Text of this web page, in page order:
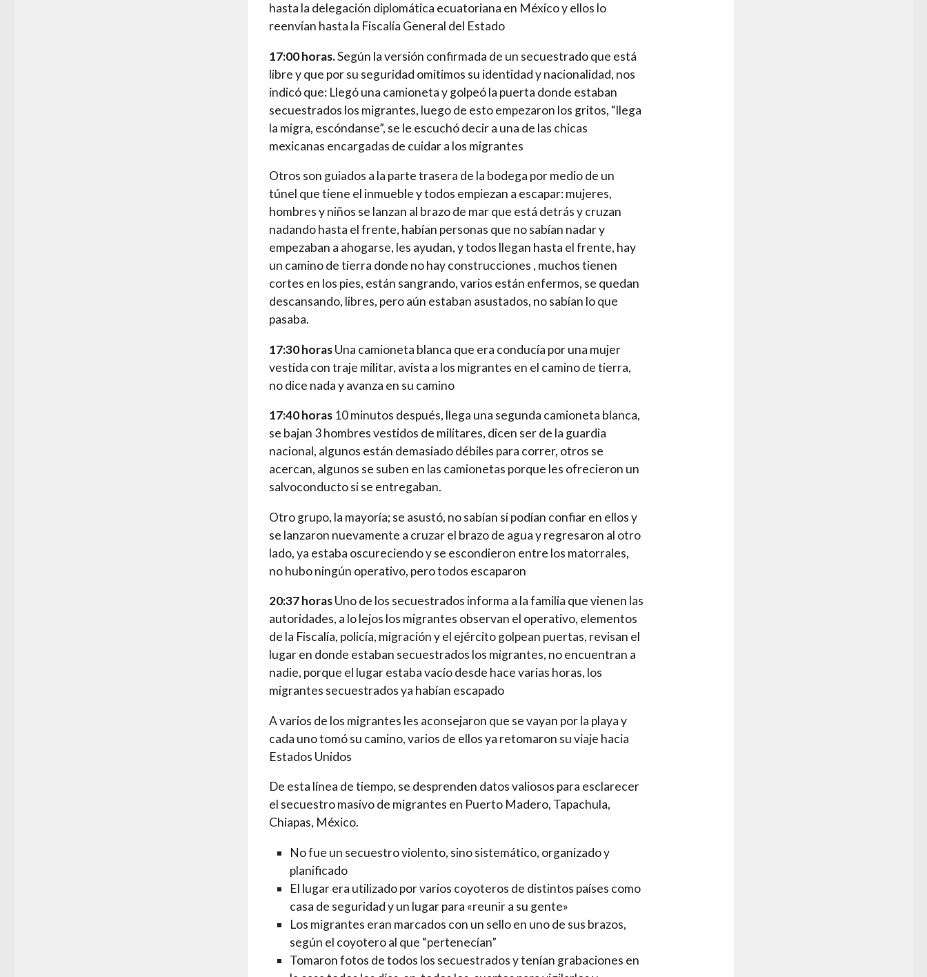
hasta la delegación diplomática ecuatoriana en México y ellos lo
reenvían hasta la Fiscalía General del Estado
17:00 horas.Según la versión confirmada de un secuestrado que está
libre y que por su seguridad omitimos su identidad y nacionalidad, nos
indicó que: Llegó una camioneta y golpeó la puerta donde estaban
secuestrados los migrantes, luego de esto empezaron los gritos, “llega
la migra, escóndanse”, se le escuchó decir a una de las chicas
mexicanas encargadas de cuidar a los migrantes
Otros son guiados a la parte trasera de la bodega por medio de un
túnel que tiene el inmueble y todos empiezan a escapar: mujeres,
hombres y niños se lanzan al brazo de mar que está detrás y cruzan
nadando hasta el frente, habían personas que no sabían nadar y
empezaban a ahogarse, les ayudan, y todos llegan hasta el frente, hay
un camino de tierra donde no hay construcciones , muchos tienen
cortes en los pies, están sangrando, varios están enfermos, se quedan
descansando, libres, pero aún estaban asustados, no sabían lo que
pasaba.
17:30 horasUna camioneta blanca que era conducía por una mujer
vestida con traje militar, avista a los migrantes en el camino de tierra,
no dice nada y avanza en su camino
17:40 horas 10 minutos después, llega una segunda camioneta blanca,
se bajan 3 hombres vestidos de militares, dicen ser de la guardia
nacional, algunos están demasiado débiles para correr, otros se
acercan, algunos se suben en las camionetas porque les ofrecieron un
salvoconducto si se entregaban.
Otro grupo, la mayoría; se asustó, no sabían si podían confiar en ellos y
se lanzaron nuevamente a cruzar el brazo de agua y regresaron al otro
lado, ya estaba oscureciendo y se escondieron entre los matorrales,
no hubo ningún operativo, pero todos escaparon
20:37 horasUno de los secuestrados informa a la familia que vienen las
autoridades, a lo lejos los migrantes observan el operativo, elementos
de la Fiscalía, policía, migración y el ejército golpean puertas, revisan el
lugar en donde estaban secuestrados los migrantes, no encuentran a
nadie, porque el lugar estaba vacío desde hace varias horas, los
migrantes secuestrados ya habían escapado
A varios de los migrantes les aconsejaron que se vayan por la playa y
cada uno tomó su camino, varios de ellos ya retomaron su viaje hacia
Estados Unidos
De esta línea de tiempo, se desprenden datos valiosos para esclarecer
el secuestro masivo de migrantes en Puerto Madero, Tapachula,
Chiapas, México.
No fue un secuestro violento, sino sistemático, organizado y
planificado
El lugar era utilizado por varios coyoteros de distintos países como
casa de seguridad y un lugar para «reunir a su gente»
Los migrantes eran marcados con un sello en uno de sus brazos,
según el coyotero al que “pertenecían”
Tomaron fotos de todos los secuestrados y tenían grabaciones en